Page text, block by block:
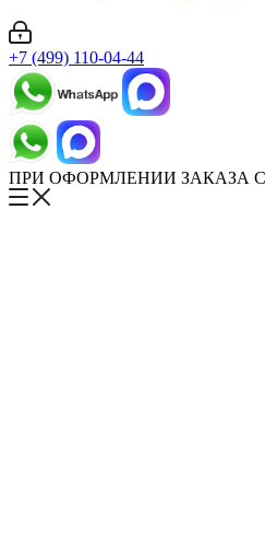
+7 (499) 110-04-44
ПРИ ОФОРМЛЕНИИ ЗАКАЗА